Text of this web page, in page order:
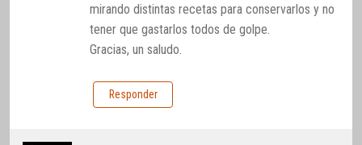
mirando distintas recetas para conservarlos y no
tener que gastarlos todos de golpe.
Gracias, un saludo.
Responder